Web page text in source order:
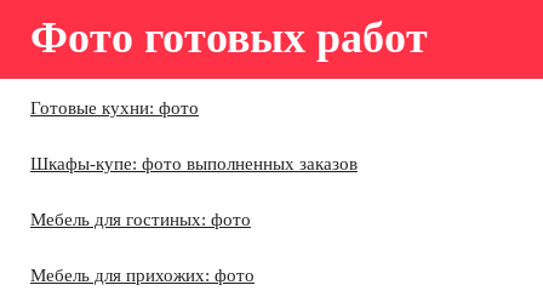
Фото готовых работ
Готовые кухни: фото
Шкафы-купе: фото выполненных заказов
Мебель для гостиных: фото
Мебель для прихожих: фото